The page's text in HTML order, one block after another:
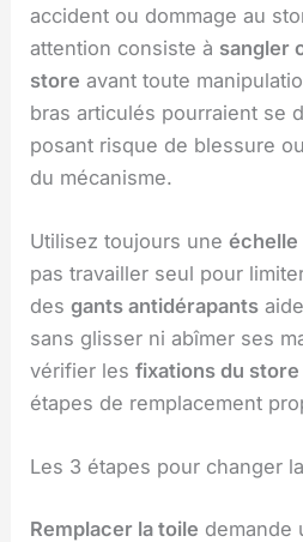
accident ou dommage au
attention consiste à sangler
store avant toute
bras articulés pourraient se
posant risque de blessure
du mécanisme.
Utilisez toujours uneéchelle
pas travailler seul pour
desgants antidérapants
sans glisser ni abîmer ses
vérifier lesfixations du store
étapes de remplacement
Les 3 étapes pour changer
Remplacer la toile demande